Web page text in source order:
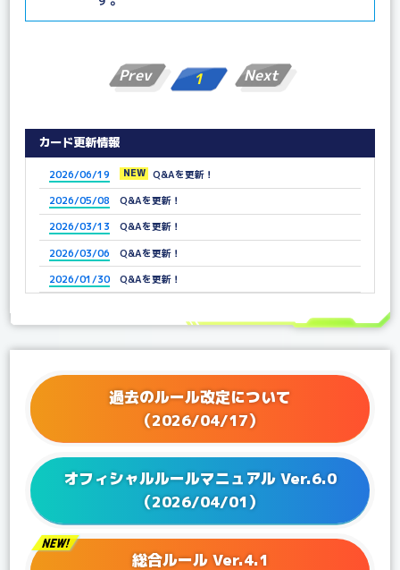
Prev 1 Next
カード更新情報
2026/06/19 NEW Q&Aを更新！
2026/05/08 Q&Aを更新！
2026/03/13 Q&Aを更新！
2026/03/06 Q&Aを更新！
2026/01/30 Q&Aを更新！
Q&Aを更新！
2025/06/25
2025/06/13 Q&Aを更新！
Q&Aを更新！
2025/04/04 Q&Aを更新！
Q&Aを更新！
過去のルール改定について
（2026/04/17）
オフィシャルルールマニュアル Ver.6.0
（2026/04/01）
総合ルール Ver.4.1